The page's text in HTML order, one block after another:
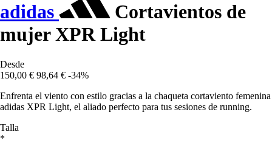
adidas
Cortavientos de
mujer XPR Light
Desde
150,00 € 98,64 € -34%
Enfrenta el viento con estilo gracias a la chaqueta cortaviento femenina
adidas XPR Light, el aliado perfecto para tus sesiones de running.
Talla
*